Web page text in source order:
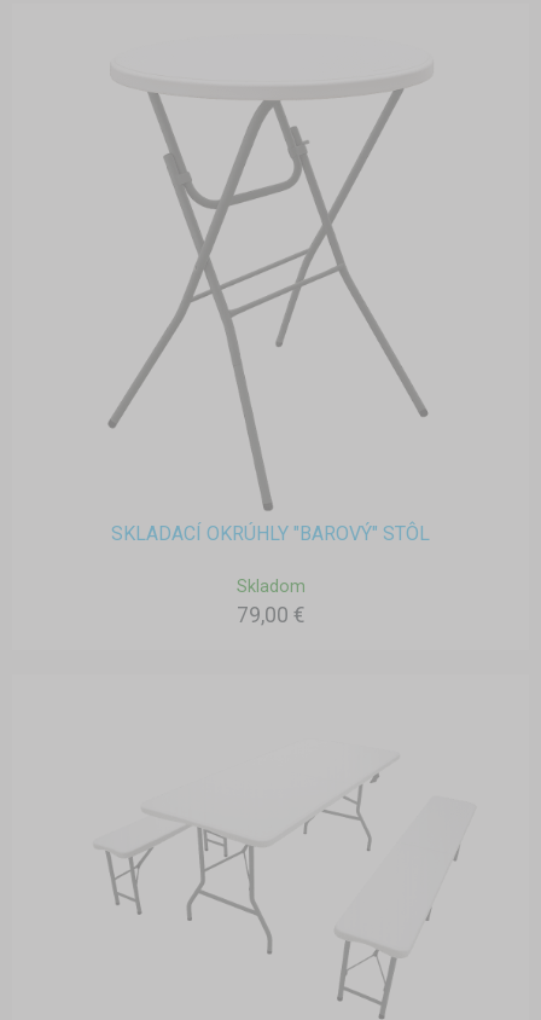
SKLADACÍ OKRÚHLY "BAROVÝ" STÔL
Skladom
79,00 €